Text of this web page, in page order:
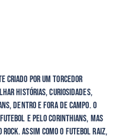
criado por um torcedor
histórias, curiosidades,
dentro e fora de campo. O
e pelo Corinthians, mas
rock. Assim como o futebol raiz,